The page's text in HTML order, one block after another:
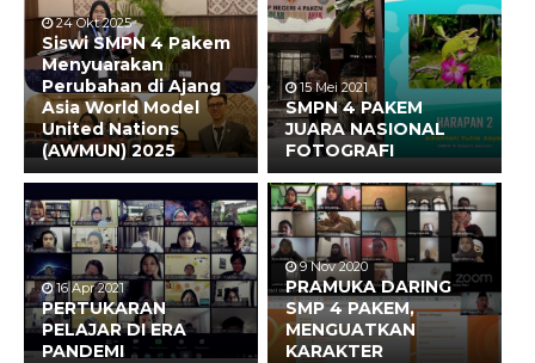
24 Okt 2025
Siswi SMPN 4 Pakem
Menyuarakan
Perubahan di Ajang
Asia World Model
United Nations
(AWMUN) 2025
15 Mei 2021
SMPN 4 PAKEM
JUARA NASIONAL
FOTOGRAFI
16 Apr 2021
PERTUKARAN
PELAJAR DI ERA
PANDEMI
9 Nov 2020
PRAMUKA DARING
SMP 4 PAKEM,
MENGUATKAN
KARAKTER